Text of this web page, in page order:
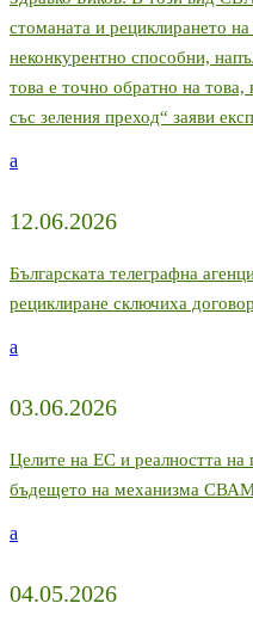
стоманата и рециклирането
неконкурентно способни,
това е точно обратно на това,
със зеления преход“ заяви
a
12.06.2026
Българската телеграфна
рециклиране сключиха
a
03.06.2026
Целите на ЕС и реалността на
бъдещето на механизма
a
04.05.2026